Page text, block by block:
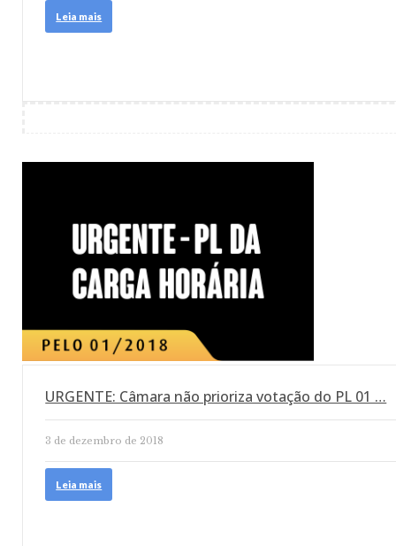
Leia mais
URGENTE: Câmara não prioriza votação do PL 01 …
3 de dezembro de 2018
Leia mais